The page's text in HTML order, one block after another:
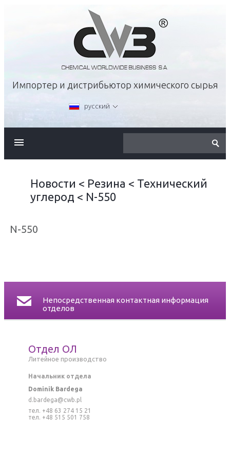
Импортер и дистрибьютор химического сырья
русский
Новости < Резина < Технический
углерод < N-550
N-550
Непосредственная контактная информация
отделов
Отдел ОЛ
Литейное производство
Начальник отдела
Dominik Bardega
d.bardega@cwb.pl
тел. +48 63 274 15 21
тел. +48 515 501 758